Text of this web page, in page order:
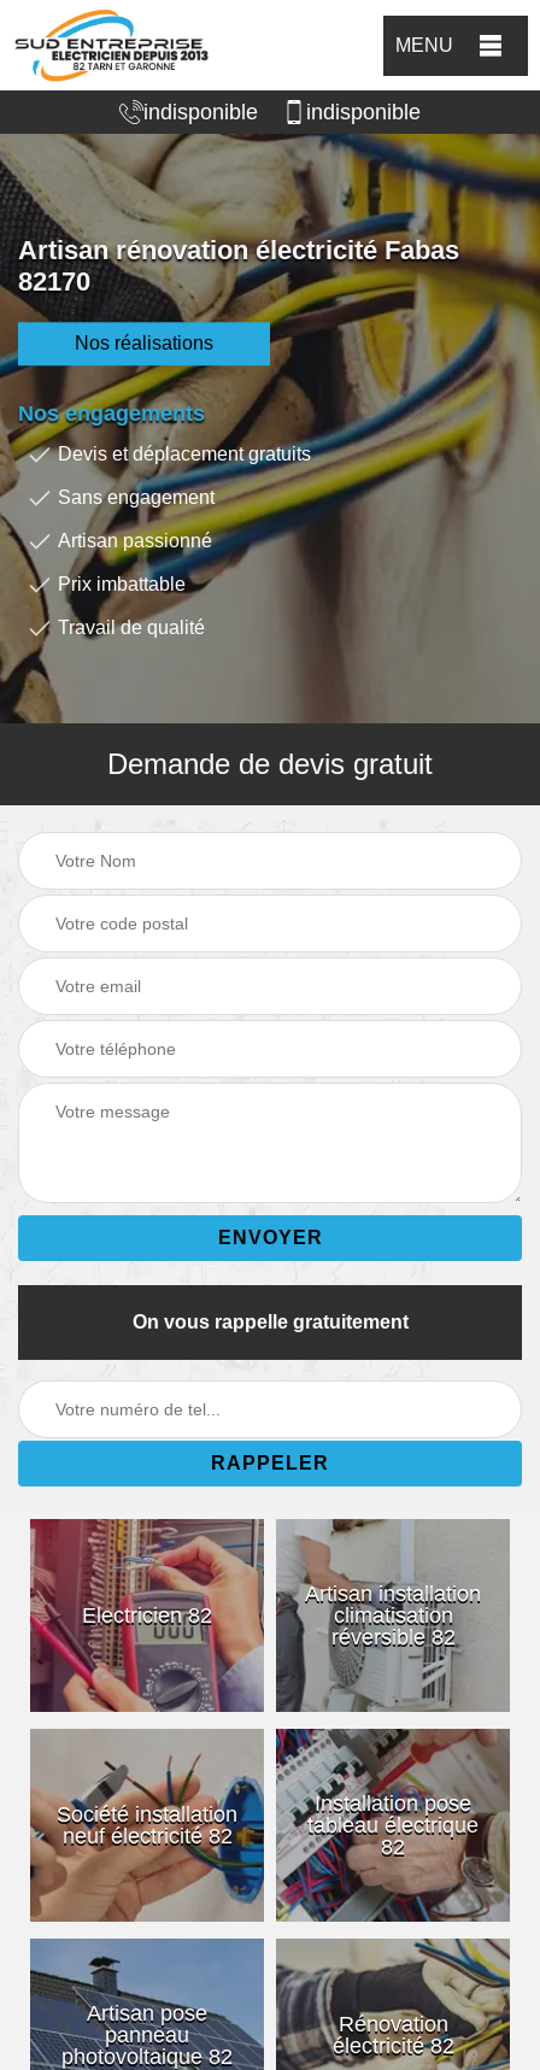
MENU
indisponible indisponible
Artisan rénovation électricité Fabas
82170
Nos réalisations
Nos engagements
Devis et déplacement gratuits
Sans engagement
Artisan passionné
Prix imbattable
Travail de qualité
Demande de devis gratuit
On vous rappelle gratuitement
Electricien 82
Artisan installation
climatisation
réversible 82
Société installation
neuf électricité 82
Installation pose
tableau électrique
82
Artisan pose
panneau
photovoltaique 82
Rénovation
électricité 82